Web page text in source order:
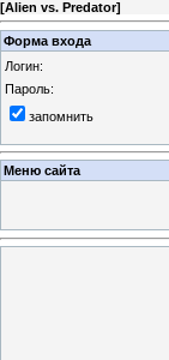
[Alien vs. Predator]
Форма входа
Логин:
Пароль:
запомнить
Меню сайта